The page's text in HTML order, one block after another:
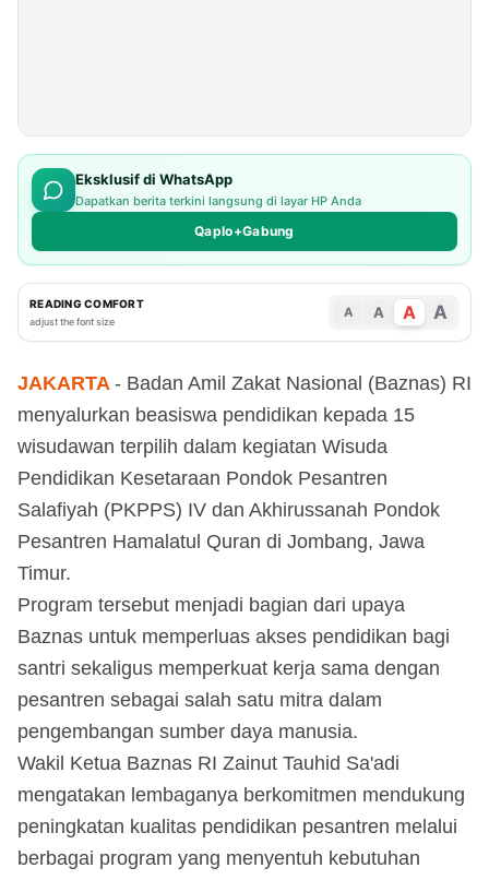
Eksklusif di WhatsApp
Dapatkan berita terkini langsung di layar HP Anda
Qaplo+Gabung
READING COMFORT
adjust the font size
A A A A
JAKARTA - Badan Amil Zakat Nasional (Baznas) RI
menyalurkan beasiswa pendidikan kepada 15
wisudawan terpilih dalam kegiatan Wisuda
Pendidikan Kesetaraan Pondok Pesantren
Salafiyah (PKPPS) IV dan Akhirussanah Pondok
Pesantren Hamalatul Quran di Jombang, Jawa
Timur.
Program tersebut menjadi bagian dari upaya
Baznas untuk memperluas akses pendidikan bagi
santri sekaligus memperkuat kerja sama dengan
pesantren sebagai salah satu mitra dalam
pengembangan sumber daya manusia.
Wakil Ketua Baznas RI Zainut Tauhid Sa'adi
mengatakan lembaganya berkomitmen mendukung
peningkatan kualitas pendidikan pesantren melalui
berbagai program yang menyentuh kebutuhan